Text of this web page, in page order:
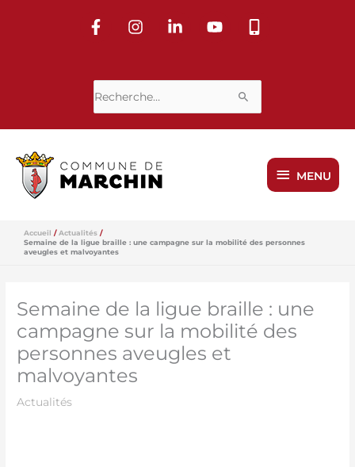
MENU
MENU
Accueil
Actualités
Semaine de la ligue braille : une campagne sur la mobilité des personnes
aveugles et malvoyantes
Semaine de la ligue braille : une
campagne sur la mobilité des
personnes aveugles et
malvoyantes
Actualités